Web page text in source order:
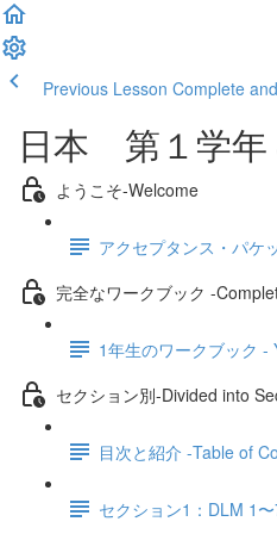
Previous Lesson Complete
日本 第１学年
ようこそ‐Welcome
アクセプタンス・パケ
完全なワークブック -
1年生のワークブック
セクション別‐Divided into
目次と紹介 -Table of
セクション1：DLM 1